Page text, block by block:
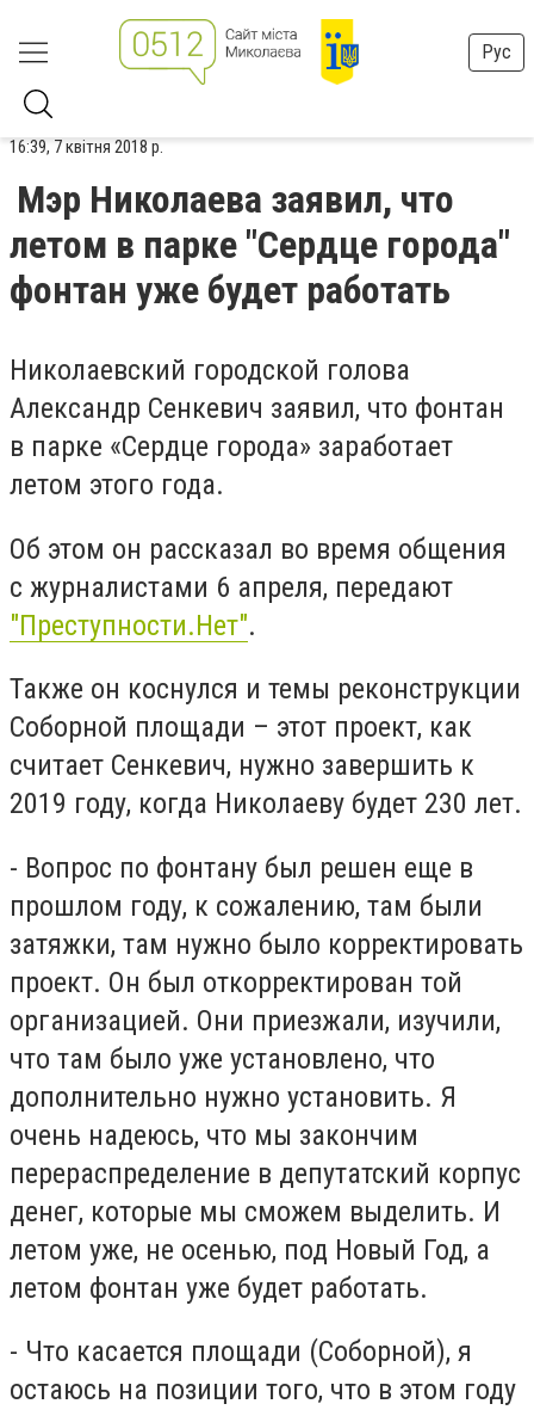
Рус
16:39, 7 квітня 2018 р.
Мэр Николаева заявил, что
летом в парке "Сердце города"
фонтан уже будет работать
Николаевский городской голова
Александр Сенкевич заявил, что фонтан
в парке «Сердце города» заработает
летом этого года.
Об этом он рассказал во время общения
с журналистами 6 апреля, передают
"Преступности.Нет".
Также он коснулся и темы реконструкции
Соборной площади – этот проект, как
считает Сенкевич, нужно завершить к
2019 году, когда Николаеву будет 230 лет.
- Вопрос по фонтану был решен еще в
прошлом году, к сожалению, там были
затяжки, там нужно было корректировать
проект. Он был откорректирован той
организацией. Они приезжали, изучили,
что там было уже установлено, что
дополнительно нужно установить. Я
очень надеюсь, что мы закончим
перераспределение в депутатский корпус
денег, которые мы сможем выделить. И
летом уже, не осенью, под Новый Год, а
летом фонтан уже будет работать.
- Что касается площади (Соборной), я
остаюсь на позиции того, что в этом году